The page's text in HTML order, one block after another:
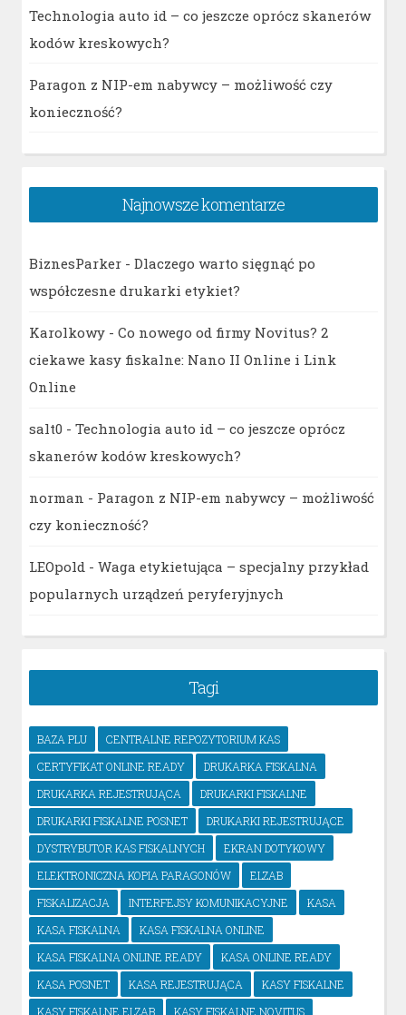
Technologia auto id – co jeszcze oprócz skanerów
kodów kreskowych?
Paragon z NIP-em nabywcy – możliwość czy
konieczność?
Najnowsze komentarze
BiznesParker- Dlaczego warto sięgnąć po
współczesne drukarki etykiet?
Karolkowy- Co nowego od firmy Novitus? 2
ciekawe kasy fiskalne: Nano II Online i Link
Online
salt0- Technologia auto id – co jeszcze oprócz
skanerów kodów kreskowych?
norman - Paragon z NIP-em nabywcy – możliwość
czy konieczność?
LEOpold- Waga etykietująca – specjalny przykład
popularnych urządzeń peryferyjnych
Tagi
BAZA PLU
CENTRALNE REPOZYTORIUM KAS
CERTYFIKAT ONLINE READY
DRUKARKA FISKALNA
DRUKARKA REJESTRUJĄCA
DRUKARKI FISKALNE
DRUKARKI FISKALNE POSNET
DRUKARKI REJESTRUJĄCE
DYSTRYBUTOR KAS FISKALNYCH
EKRAN DOTYKOWY
ELEKTRONICZNA KOPIA PARAGONÓW
ELZAB
FISKALIZACJA
INTERFEJSY KOMUNIKACYJNE
KASA
KASA FISKALNA
KASA FISKALNA ONLINE
KASA FISKALNA ONLINE READY
KASA ONLINE READY
KASA POSNET
KASA REJESTRUJĄCA
KASY FISKALNE
KASY FISKALNE ELZAB
KASY FISKALNE NOVITUS